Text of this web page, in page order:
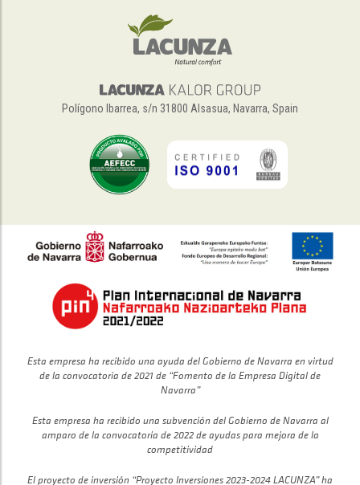
Polígono Ibarrea, s/n 31800 Alsasua, Navarra, Spain
Esta empresa ha recibido una ayuda del Gobierno de Navarra en virtud
de la convocatoria de 2021 de “Fomento de la Empresa Digital de
Navarra”
Esta empresa ha recibido una subvención del Gobierno de Navarra al
amparo de la convocatoria de 2022 de ayudas para mejora de la
competitividad
El proyecto de inversión “Proyecto Inversiones 2023-2024 LACUNZA” ha